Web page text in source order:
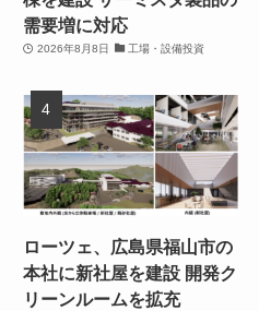
需要増に対応
2026年8月8日 工場・設備投資
ローツェ、広島県福山市の
本社に新社屋を建設 開発ク
リーンルームを拡充